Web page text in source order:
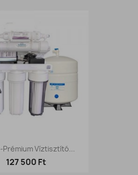
Prémium Víztisztító...
127 500 Ft